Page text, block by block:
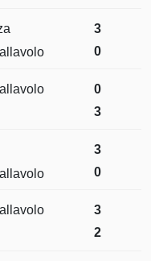
3
0
0
3
3
0
3
2